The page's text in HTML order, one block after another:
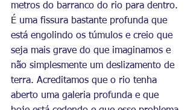
metros do barranco do rio para dentro.
É uma fissura bastante profunda que
está engolindo os túmulos e creio que
seja mais grave do que imaginamos e
não simplesmente um deslizamento de
terra. Acreditamos que o rio tenha
aberto uma galeria profunda e que